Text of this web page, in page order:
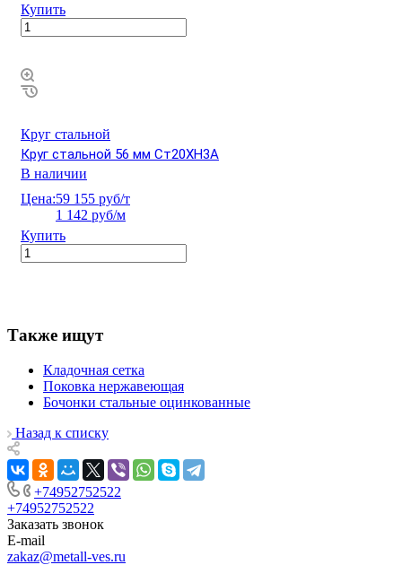
Купить
Круг стальной
Круг стальной 56 мм Ст20ХН3А
В наличии
Цена:59 155 руб/т
1 142 руб/м
Купить
Также ищут
Кладочная сетка
Поковка нержавеющая
Бочонки стальные оцинкованные
Назад к списку
+74952752522
+74952752522
Заказать звонок
E-mail
zakaz@metall-ves.ru